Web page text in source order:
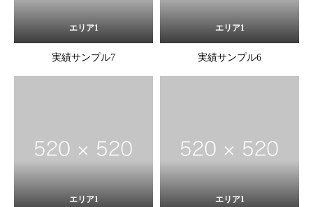
エリア1
実績サンプル7
エリア1
実績サンプル6
エリア1 エリア1